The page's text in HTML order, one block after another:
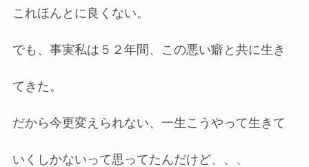
これほんとに良くない。
でも、事実私は５２年間、この悪い癖と共に生き
てきた。
だから今更変えられない、一生こうやって生きて
いくしかないって思ってたんだけど、、、